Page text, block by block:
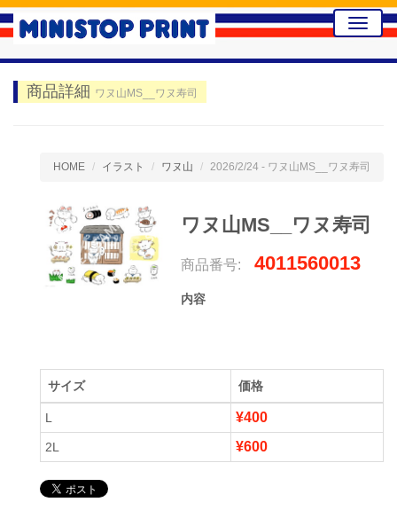
Toggle
商品詳細 ワヌ山MS__ワヌ寿司
HOME イラスト ワヌ山 2026/2/24 - ワヌ山MS__ワヌ寿司
ワヌ山MS__ワヌ寿司
商品番号: 4011560013
内容
サイズ 価格
L ¥400
2L ¥600